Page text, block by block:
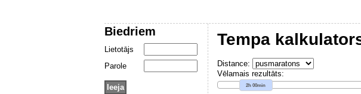
Biedriem
Lietotājs
Parole
Tempa
Distance:
Vēlamais rezultāts:
2h 00min